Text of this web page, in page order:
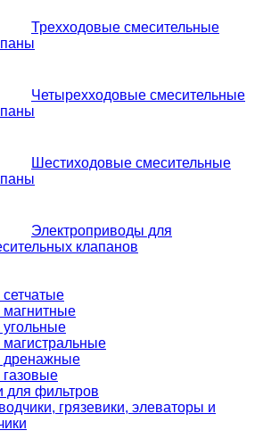
Трехходовые смесительные
Четырехходовые смесительные
Шестиходовые смесительные
Электроприводы для
клапанов
дренажные
для фильтров
грязевики, элеваторы и